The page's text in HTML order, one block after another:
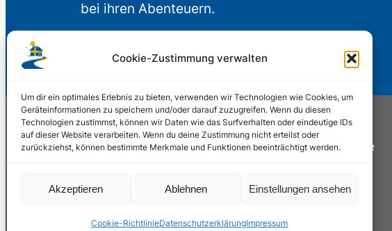
Cookie-Zustimmung verwalten
Um dir ein optimales Erlebnis zu bieten, verwenden wir Technologien wie Cookies, um
Geräteinformationen zu speichern und/oder darauf zuzugreifen. Wenn du diesen
Technologien zustimmst, können wir Daten wie das Surfverhalten oder eindeutige IDs
auf dieser Website verarbeiten. Wenn du deine Zustimmung nicht erteilst oder
zurückziehst, können bestimmte Merkmale und Funktionen beeinträchtigt werden.
Akzeptieren Ablehnen Einstellungen ansehen
Cookie-RichtlinieDatenschutzerklärungImpressum
bei ihren Abenteuern.
© 2002 – 2026 Schwedenstube.de
PHOENIXSEO